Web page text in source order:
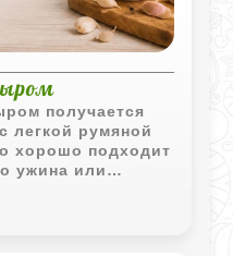
получается
легкой румяной
хорошо подходит
ужина или